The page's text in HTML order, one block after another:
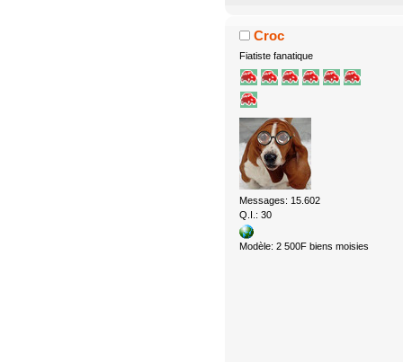
Croc
Fiatiste fanatique
Messages: 15.602
Q.I.: 30
Modèle: 2 500F biens moisies